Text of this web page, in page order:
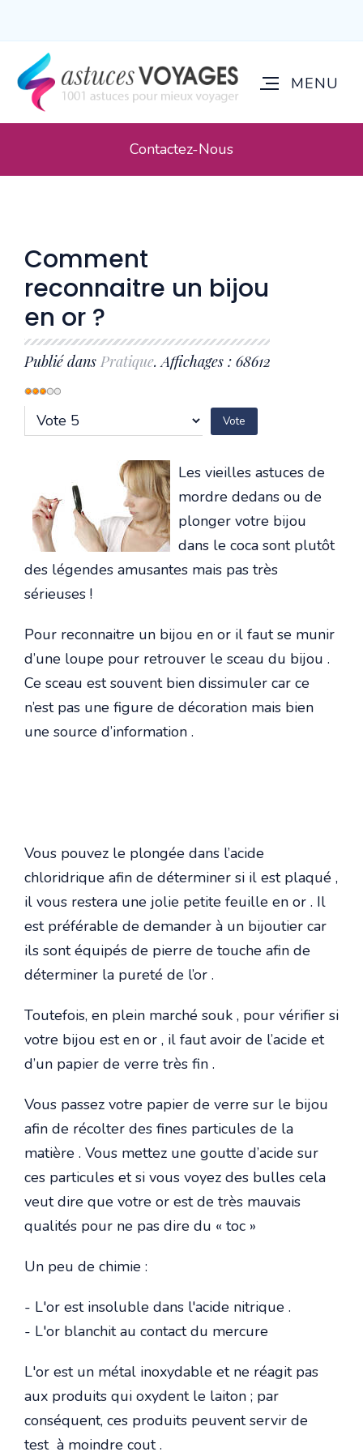
Contactez-Nous
Comment
reconnaitre un bijou
en or ?
Publié dans Pratique. Affichages : 68612
Vote
utilisateur:
Veuillez
voter
Les vieilles astuces de
mordre dedans ou de
plonger votre bijou
dans le coca sont plutôt
des légendes amusantes mais pas très
sérieuses !
Pour reconnaitre un bijou en or il faut se munir
d’une loupe pour retrouver le sceau du bijou .
Ce sceau est souvent bien dissimuler car ce
n’est pas une figure de décoration mais bien
une source d’information .
Vous pouvez le plongée dans l’acide
chloridrique afin de déterminer si il est plaqué ,
il vous restera une jolie petite feuille en or . Il
est préférable de demander à un bijoutier car
ils sont équipés de pierre de touche afin de
déterminer la pureté de l’or .
Toutefois, en plein marché souk , pour vérifier si
votre bijou est en or , il faut avoir de l’acide et
d’un papier de verre très fin .
Vous passez votre papier de verre sur le bijou
afin de récolter des fines particules de la
matière . Vous mettez une goutte d’acide sur
ces particules et si vous voyez des bulles cela
veut dire que votre or est de très mauvais
qualités pour ne pas dire du « toc »
Un peu de chimie :
- L'or est insoluble dans l'acide nitrique .
- L'or blanchit au contact du mercure
L'or est un métal inoxydable et ne réagit pas
aux produits qui oxydent le laiton ; par
conséquent, ces produits peuvent servir de
test à moindre cout .